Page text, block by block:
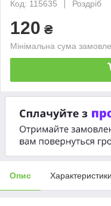
Код: 115635
Роздріб
120 ₴
Мінімальна сума
Опис Характеристики